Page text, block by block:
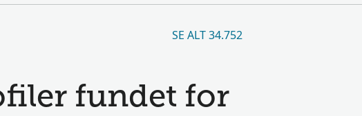
SE ALT 34.752
fundet for